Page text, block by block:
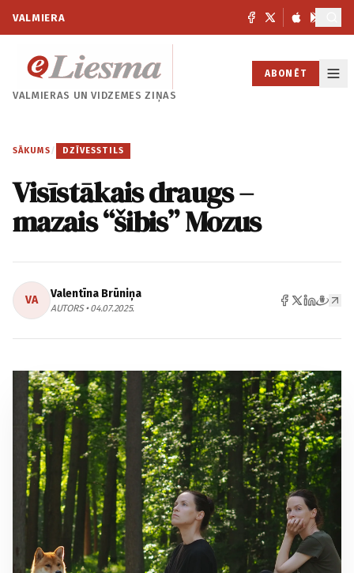
VALMIERA
VALMIERAS UNVIDZEMES ZIŅAS
ABONĒT
SĀKUMS / DZĪVESSTILS
Visīstākais draugs –
mazais “šibis” Mozus
VA Valentīna Brūniņa
AUTORS • 04.07.2025.